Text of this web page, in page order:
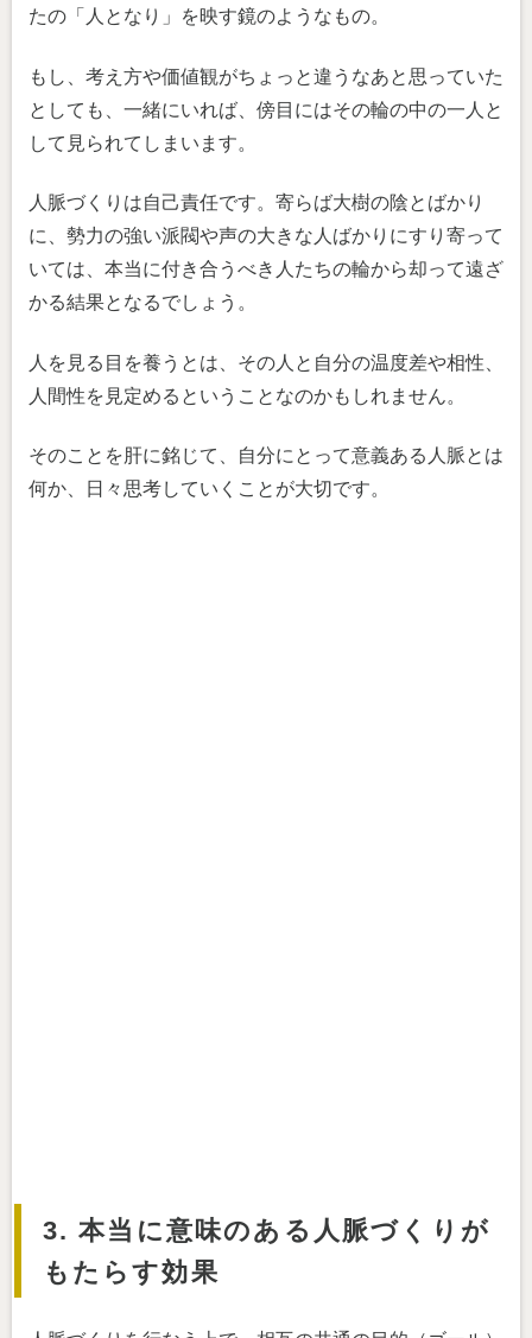
たの「人となり」を映す鏡のようなもの。
もし、考え方や価値観がちょっと違うなあと思っていた
としても、一緒にいれば、傍目にはその輪の中の一人と
して見られてしまいます。
人脈づくりは自己責任です。寄らば大樹の陰とばかり
に、勢力の強い派閥や声の大きな人ばかりにすり寄って
いては、本当に付き合うべき人たちの輪から却って遠ざ
かる結果となるでしょう。
人を見る目を養うとは、その人と自分の温度差や相性、
人間性を見定めるということなのかもしれません。
そのことを肝に銘じて、自分にとって意義ある人脈とは
何か、日々思考していくことが大切です。
3. 本当に意味のある人脈づくりが
もたらす効果